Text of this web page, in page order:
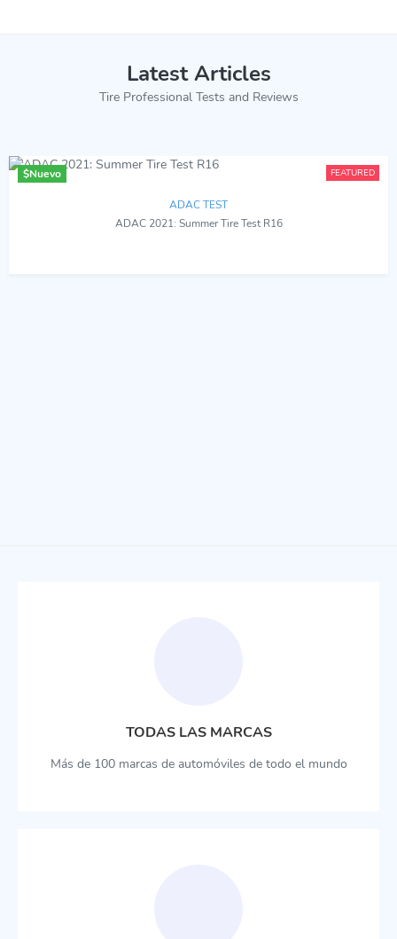
Latest Articles
Tire Professional Tests and Reviews
FEATURED
$Nuevo
ADAC TEST
ADAC 2021: Summer Tire Test R16
TODAS LAS MARCAS
Más de 100 marcas de automóviles de todo el mundo